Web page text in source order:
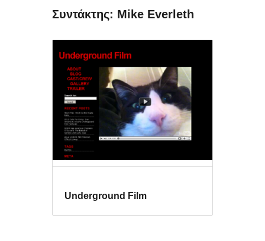
Συντάκτης: Mike Everleth
Underground Film